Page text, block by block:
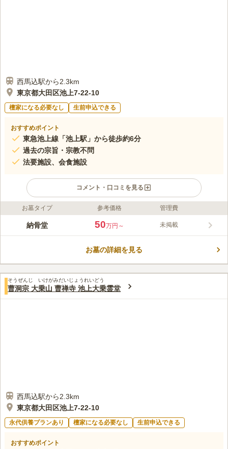
西馬込駅から2.3km
東京都大田区池上7-22-10
檀家になる必要なし 生前申込できる
おすすめポイント
東急池上線「池上駅」から徒歩約6分
過去の宗旨・宗教不問
法要施設、会食施設
コメント・口コミを見る
ライフドット編集部のコメント
一般墓所と、納骨堂形態の「大乗霊堂」が完備されています。ま
「池上駅」から徒歩約6分,東急多摩川線「矢口渡駅」から徒歩約
口コミ評価
みんなの評価
3.4 口コミ
お墓タイプ 参考価格 管理費
納骨堂 50万円～ 未掲載
お墓の詳細を見る
そうぜんじ いけがみだいじょうれいどう
曹洞宗 大乗山 曹禅寺 池上大乗霊堂
西馬込駅から2.3km
東京都大田区池上7-22-10
永代供養プランあり 檀家になる必要なし 生前申込できる
おすすめポイント